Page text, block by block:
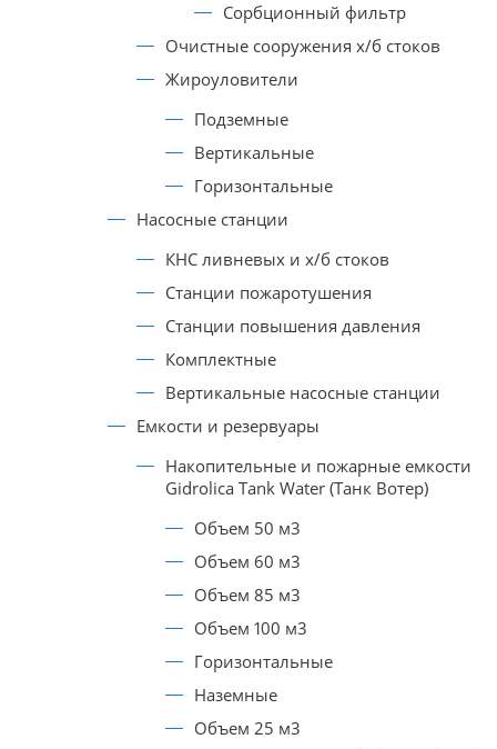
Сорбционный фильтр
Очистные сооружения х/б стоков
Жироуловители
Подземные
Вертикальные
Горизонтальные
Насосные станции
КНС ливневых и х/б стоков
Станции пожаротушения
Станции повышения давления
Комплектные
Вертикальные насосные станции
Емкости и резервуары
Накопительные и пожарные емкости
Gidrolica Tank Water (Танк Вотер)
Объем 50 м3
Объем 60 м3
Объем 85 м3
Объем 100 м3
Горизонтальные
Наземные
Объем 25 м3